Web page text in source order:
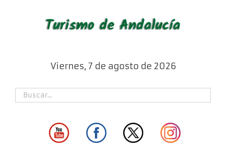
Viernes, 7 de agosto de 2026